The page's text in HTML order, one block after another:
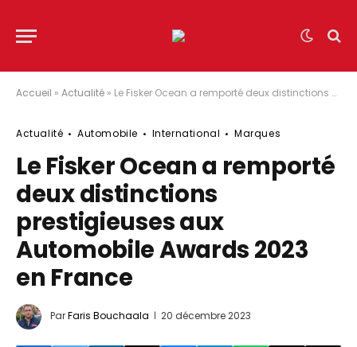
Accueil » Actualité » Le Fisker Ocean a remporté deux distinctions prestigieuses aux Automobile Awards 2023 en France
Actualité Automobile International Marques
Le Fisker Ocean a remporté
deux distinctions
prestigieuses aux
Automobile Awards 2023
en France
ParFaris Bouchaala 20 décembre 2023